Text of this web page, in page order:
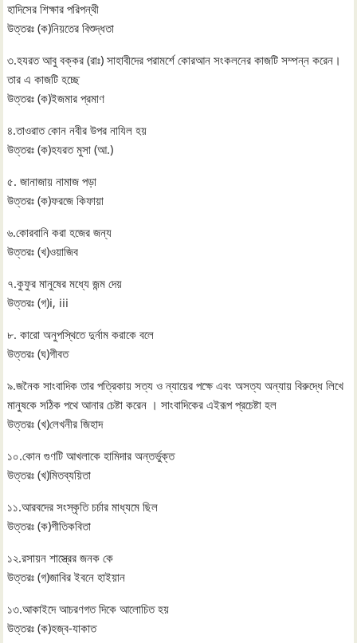
হাদিসের শিক্ষার পরিপন্থী
উত্তরঃ (ক)নিয়তের বিশুদ্ধতা
৩.হযরত আবু বক্কর (রাঃ) সাহাবীদের পরামর্শে কোরআন সংকলনের কাজটি সম্পন্ন করেন।
তার এ কাজটি হচ্ছে
উত্তরঃ (ক)ইজমার প্রমাণ
৪.তাওরাত কোন নবীর উপর নাযিল হয়
উত্তরঃ (ক)হযরত মুসা (আ.)
৫. জানাজায় নামাজ পড়া
উত্তরঃ (ক)ফরজে কিফায়া
৬.কোরবানি করা হজের জন্য
উত্তরঃ (খ)ওয়াজিব
৭.কুফুর মানুষের মধ্যে জন্ম দেয়
উত্তরঃ (গ)i, iii
৮. কারো অনুপস্থিতে দুর্নাম করাকে বলে
উত্তরঃ (ঘ)গীবত
৯.জনৈক সাংবাদিক তার পত্রিকায় সত্য ও ন্যায়ের পক্ষে এবং অসত্য অন্যায় বিরুদ্ধে লিখে
মানুষকে সঠিক পথে আনার চেষ্টা করেন । সাংবাদিকের এইরূপ প্রচেষ্টা হল
উত্তরঃ (খ)লেখনীর জিহাদ
১০.কোন গুণটি আখলাকে হামিদার অন্তর্ভুক্ত
উত্তরঃ (খ)মিতব্যয়িতা
১১.আরবদের সংস্কৃতি চর্চার মাধ্যমে ছিল
উত্তরঃ (ক)গীতিকবিতা
১২.রসায়ন শাস্ত্রের জনক কে
উত্তরঃ (গ)জাবির ইবনে হাইয়ান
১৩.আকাইদে আচরণগত দিকে আলোচিত হয়
উত্তরঃ (ক)হজ্ব-যাকাত